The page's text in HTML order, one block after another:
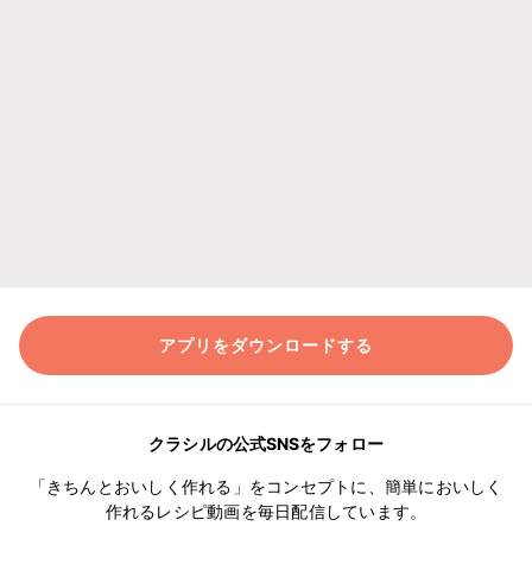
アプリをダウンロードする
クラシルの公式SNSをフォロー
「きちんとおいしく作れる」をコンセプトに、簡単においしく
作れるレシピ動画を毎日配信しています。